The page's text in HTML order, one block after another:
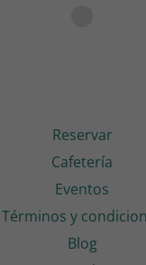
Reservar
Cafetería
Eventos
Términos y
Blog